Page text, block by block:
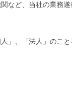
など、当社の業務
」、「法人」のこと